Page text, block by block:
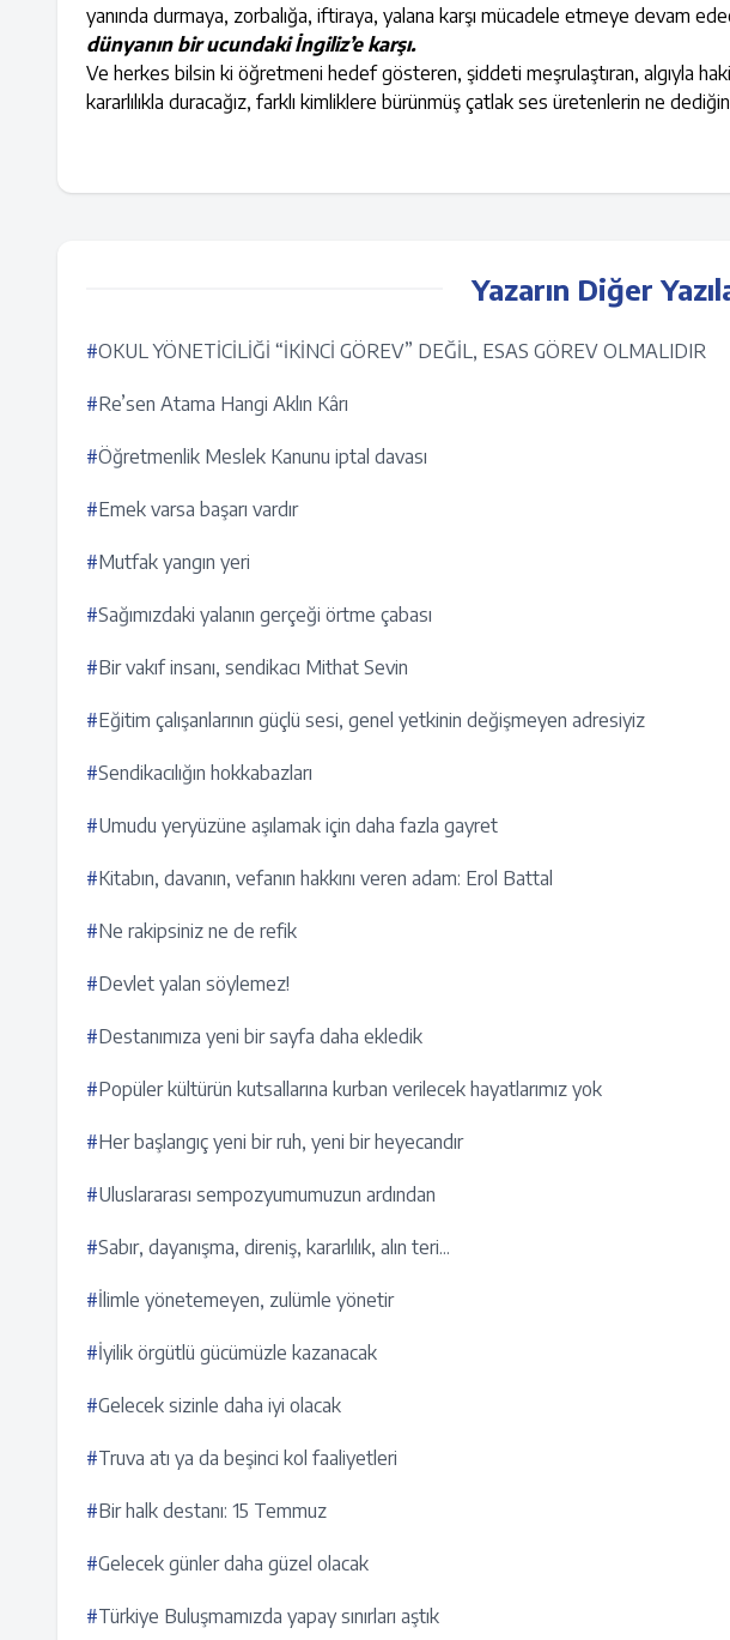
yanında durmaya, zorbalığa, iftiraya, yalana karşı mücadele etmeye devam
dünyanın bir ucundaki İngiliz’e karşı.
Ve herkes bilsin ki öğretmeni hedef gösteren, şiddeti meşrulaştıran, algıyla
kararlılıkla duracağız, farklı kimliklere bürünmüş çatlak ses üretenlerin ne
Yazarın Diğer
#OKUL YÖNETİCİLİĞİ “İKİNCİ GÖREV” DEĞİL, ESAS GÖREV OLMALIDIR
#Re’sen Atama Hangi Aklın Kârı
#Öğretmenlik Meslek Kanunu iptal davası
#Emek varsa başarı vardır
#Mutfak yangın yeri
#Sağımızdaki yalanın gerçeği örtme çabası
#Bir vakıf insanı, sendikacı Mithat Sevin
#Eğitim çalışanlarının güçlü sesi, genel yetkinin değişmeyen adresiyiz
#Sendikacılığın hokkabazları
#Umudu yeryüzüne aşılamak için daha fazla gayret
#Kitabın, davanın, vefanın hakkını veren adam: Erol Battal
#Ne rakipsiniz ne de refik
#Devlet yalan söylemez!
#Destanımıza yeni bir sayfa daha ekledik
#Popüler kültürün kutsallarına kurban verilecek hayatlarımız yok
#Her başlangıç yeni bir ruh, yeni bir heyecandır
#Uluslararası sempozyumumuzun ardından
#Sabır, dayanışma, direniş, kararlılık, alın teri...
#İlimle yönetemeyen, zulümle yönetir
#İyilik örgütlü gücümüzle kazanacak
#Gelecek sizinle daha iyi olacak
#Truva atı ya da beşinci kol faaliyetleri
#Bir halk destanı: 15 Temmuz
#Gelecek günler daha güzel olacak
#Türkiye Buluşmamızda yapay sınırları aştık